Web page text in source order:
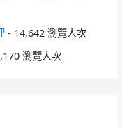
- 14,642 瀏覽人次
瀏覽人次